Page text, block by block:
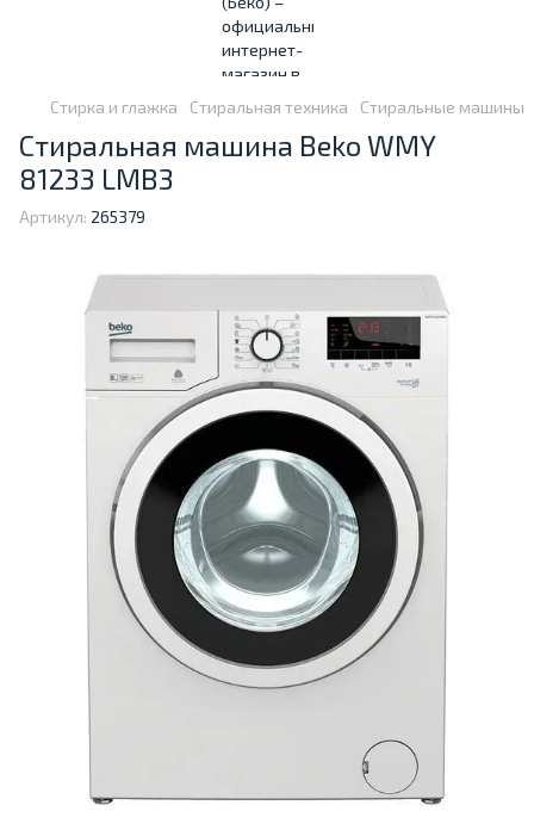
Стирка и глажка Стиральная техника Стиральные машины
Стиральная машина Beko WMY
81233 LMB3
Артикул: 265379